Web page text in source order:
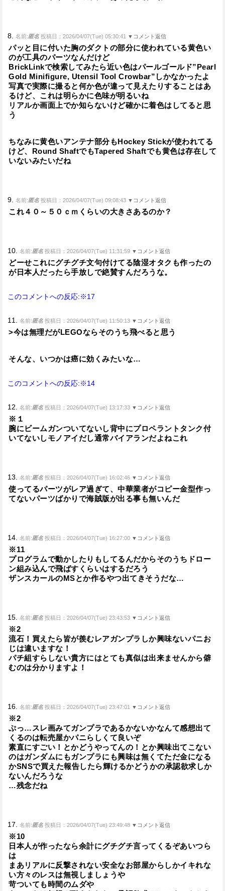
8. 名前:匿名 投稿日：2026/04/07(Tue) 05:30:41 ▼コメント返信
パッと目に付いた胸のダクトの部分に使われている黄色い
のが工具のパーツなんだけど
BrickLinkで検索してみたら近い色はパールゴールド”Pearl
Gold Minifigure, Utensil Tool Crowbar”しかなかったよ
写真で実際に撮ると何か色が違って見えたりすることはあ
るけど、これは明らかに色味が明るいね
リアルか画面上でか知らないけど確かに着色はしてると思
う
ちなみに黄色いアンテナ部分もHockey Stickが使われてる
けど、Round ShaftでもTapered Shaftでも黄色は存在して
いないみたいだね
9. 名前:匿名 投稿日：2026/04/07(Tue) 09:08:43 ▼コメント返信
これ４０～５０ｃｍくらいの大きさあるのか？
10. 名前:匿名 投稿日：2026/04/07(Tue) 11:31:59 ▼コメント返信
どーせこれにグチグチ文句付けてる陰湿オタクも作ったの
が日本人だったら手放しで絶賛すんだろうな。
このコメントへの反応:※17
11. 名前:匿名 投稿日：2026/04/07(Tue) 11:50:13 ▼コメント返信
>今は無理だがLEGOならそのうち飛べると思う
そんな、いつかは癌に効くみたいな…
このコメントへの反応:※14
12. 名前:匿名 投稿日：2026/04/07(Tue) 13:17:33 ▼コメント返信
※１
腕にビームガンついてないし背中にプロペラントタンク付
いてないしモノアイだし通常バイアランだよねこれ
13. 名前:匿名 投稿日：2026/04/07(Tue) 16:02:46 ▼コメント返信
使ってるパーツがレア過ぎて、中華業者がコピー金型作っ
てないパーツばかりで海賊版が出る事も無いんだ
14. 名前:匿名 投稿日：2026/04/07(Tue) 16:27:00 ▼コメント返信
※11
プログラムで動かしたりもしてるんだからそのうちドロー
ン組み込んで飛ばすくらいはするだろう
ザンスカールのMSとか作るやつ出てきそうだな…
15. 名前:匿名 投稿日：2026/04/07(Tue) 23:43:53 ▼コメント返信
※2
流石！買えたら皆が羨むレアガンプラしか興味ないパニお
じは違いますな！
パチ組すらしない貴方にはとても真似は出来ませんから僻
むのは分かりますよ！
16. 名前:匿名 投稿日：2026/04/07(Tue) 23:47:01 ▼コメント返信
※2
ぷっ…スレ画みてガンプラであるかないかなんて感想出て
くるのは転売屋かパニらしくて良いぞ
素直にすごい！とかどうやってんの！とか興味出てこない
のはガンダムにもガンプラにも興味は無くてただ金になる
かSNSで買えた報告したら輝けるかどうかの承認欲求しか
ないんだろうな
…残念だね
17. 名前:匿名 投稿日：2026/04/07(Tue) 23:49:48 ▼コメント返信
※10
日本人が作ったなら余計にグチグチ言ってくるぞあいつら
は
まあリアルに反撃されない安全なお部屋からしかイキれな
い方々のレスは無視しましょうや
苛ついても時間のムダや